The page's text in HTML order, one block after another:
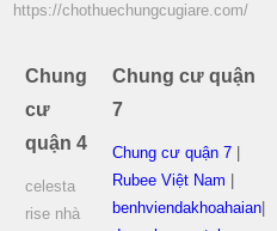
https://chothuechungcugiare.com/
Chung
cư
quận 4
celesta
rise nhà
Chung cư quận
7
Chung cư quận 7
Rubee Việt Nam
benhviendakhoahaian